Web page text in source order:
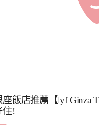
座飯店推薦【lyf Ginza
住!